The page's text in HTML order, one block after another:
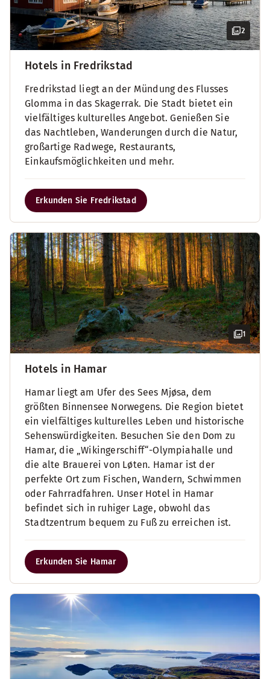
2
Hotels in Fredrikstad
Fredrikstad liegt an der Mündung des Flusses
Glomma in das Skagerrak. Die Stadt bietet ein
vielfältiges kulturelles Angebot. Genießen Sie
das Nachtleben, Wanderungen durch die Natur,
großartige Radwege, Restaurants,
Einkaufsmöglichkeiten und mehr.
Erkunden Sie Fredrikstad
1
Hotels in Hamar
Hamar liegt am Ufer des Sees Mjøsa, dem
größten Binnensee Norwegens. Die Region bietet
ein vielfältiges kulturelles Leben und historische
Sehenswürdigkeiten. Besuchen Sie den Dom zu
Hamar, die „Wikingerschiff“-Olympiahalle und
die alte Brauerei von Løten. Hamar ist der
perfekte Ort zum Fischen, Wandern, Schwimmen
oder Fahrradfahren. Unser Hotel in Hamar
befindet sich in ruhiger Lage, obwohl das
Stadtzentrum bequem zu Fuß zu erreichen ist.
Erkunden Sie Hamar